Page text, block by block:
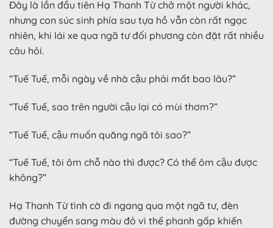
Đây là lần đầu tiên Hạ Thanh Từ chở một người khác,
nhưng con súc sinh phía sau tựa hồ vẫn còn rất ngạc
nhiên, khi lái xe qua ngã tư đối phương còn đặt rất nhiều
câu hỏi.
“Tuế Tuế, mỗi ngày về nhà cậu phải mất bao lâu?”
“Tuế Tuế, sao trên người cậu lại có mùi thơm?”
“Tuế Tuế, cậu muốn quăng ngã tôi sao?”
“Tuế Tuế, tôi ôm chỗ nào thì được? Có thể ôm cậu được
không?”
Hạ Thanh Từ tình cờ đi ngang qua một ngã tư, đèn
đường chuyển sang màu đỏ vì thế phanh gấp khiến